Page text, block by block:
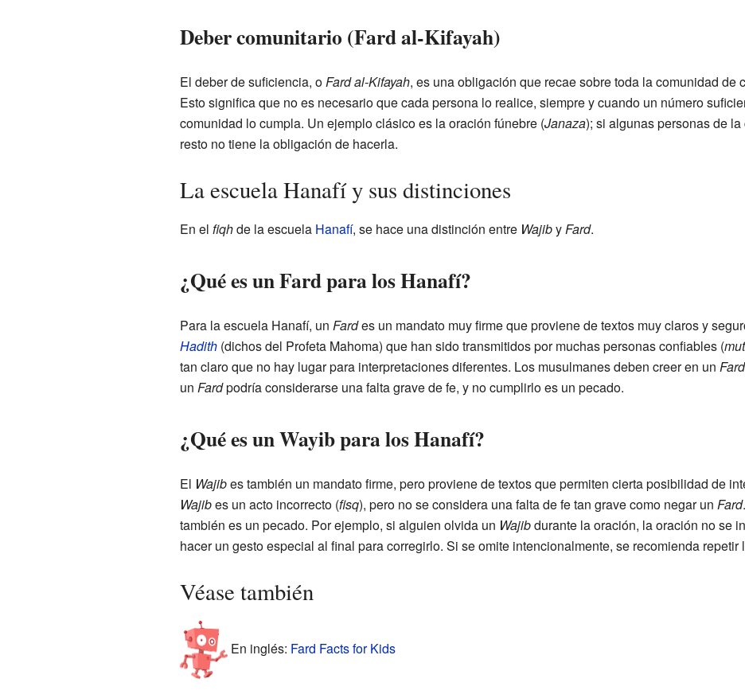
Deber comunitario (Fard al-Kifayah)
El deber de suficiencia, oFard al-Kifayah, es una obligación que recae sobre toda la comunidad de
Esto significa que no es necesario que cada persona lo realice, siempre y cuando un número
comunidad lo cumpla. Un ejemplo clásico es la oración fúnebre (Janaza); si algunas personas de
resto no tiene la obligación de hacerla.
La escuela Hanafí y sus distinciones
En el fiqhde la escuela Hanafí, se hace una distinción entre WajibyFard.
¿Qué es un Fard para los Hanafí?
Para la escuela Hanafí, un Fardes un mandato muy firme que proviene de textos muy claros y
Hadith(dichos del Profeta Mahoma) que han sido transmitidos por muchas personas confiables (
tan claro que no hay lugar para interpretaciones diferentes. Los musulmanes deben creer en un Fard
un Fardpodría considerarse una falta grave de fe, y no cumplirlo es un pecado.
¿Qué es un Wayib para los Hanafí?
El Wajibes también un mandato firme, pero proviene de textos que permiten cierta posibilidad de
Wajibes un acto incorrecto (fisq), pero no se considera una falta de fe tan grave como negar un Fard
también es un pecado. Por ejemplo, si alguien olvida un Wajibdurante la oración, la oración no se
hacer un gesto especial al final para corregirlo. Si se omite intencionalmente, se recomienda repetir
Véase también
En inglés: Fard Facts for Kids